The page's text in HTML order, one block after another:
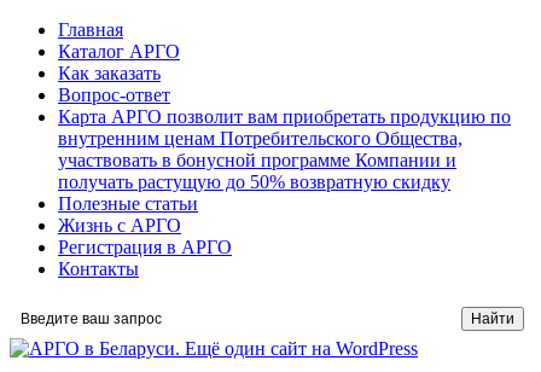
Главная
Каталог АРГО
Как заказать
Вопрос-ответ
Карта АРГО позволит вам приобретать продукцию по
внутренним ценам Потребительского Общества,
участвовать в бонусной программе Компании и
получать растущую до 50% возвратную скидку
Полезные статьи
Жизнь с АРГО
Регистрация в АРГО
Контакты